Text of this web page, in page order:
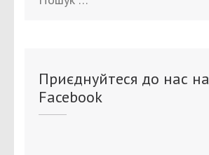
Приєднуйтеся до нас на
Facebook